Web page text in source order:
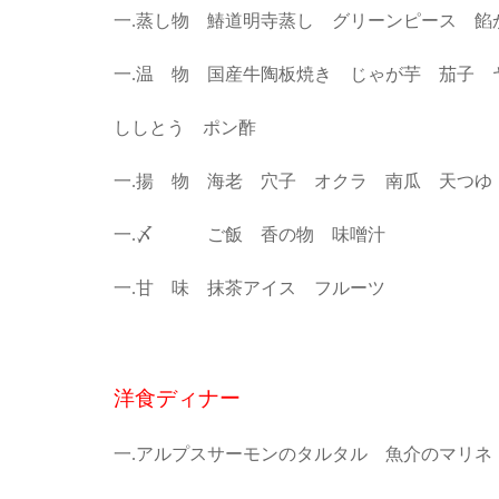
一.蒸し物 鰆道明寺蒸し グリーンピース 餡
一.温 物 国産牛陶板焼き じゃが芋 茄子
ししとう ポン酢
一.揚 物 海老 穴子 オクラ 南瓜 天つゆ
一.〆 ご飯 香の物 味噌汁
一.甘 味 抹茶アイス フルーツ
洋食ディナー
一.アルプスサーモンのタルタル 魚介のマリネ